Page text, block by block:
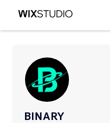
BINARY